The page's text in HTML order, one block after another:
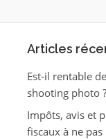
Articles
Est-il rentable
shooting photo ?
Impôts, avis et
fiscaux à ne